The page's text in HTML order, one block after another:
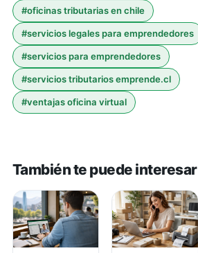
#oficinas tributarias en chile
#servicios legales para emprendedores
#servicios para emprendedores
#servicios tributarios emprende.cl
#ventajas oficina virtual
También te puede interesar